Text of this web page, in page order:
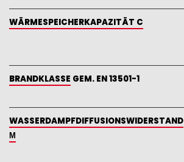
WÄRMESPEICHERKAPAZITÄT C
BRANDKLASSE GEM. EN 13501-1
WASSERDAMPFDIFFUSIONSWIDERSTAND
Μ